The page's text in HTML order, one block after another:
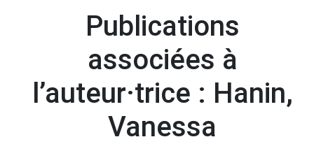
Publications
associées à
l’auteur·trice : Hanin,
Vanessa